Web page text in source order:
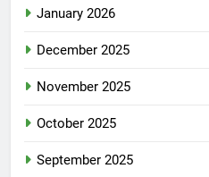
January 2026
December 2025
November 2025
October 2025
September 2025